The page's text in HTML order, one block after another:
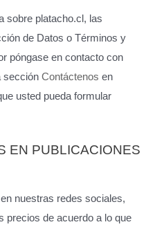
sobre platacho.cl, las
de Datos o Términos y
póngase en contacto con
sección Contáctenos en
usted pueda formular
EN PUBLICACIONES
nuestras redes sociales,
precios de acuerdo a lo que